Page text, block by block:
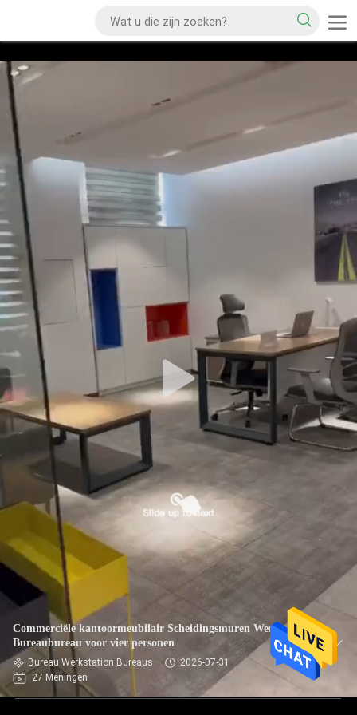
Commerciële kantoormeubilair Scheidingsmuren Werkstation
Bureaubureau voor vier personen
Bureau Werkstation Bureaus
2026-07-31
27 Meningen